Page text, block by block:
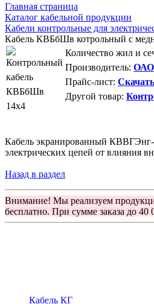
Главная страница
Каталог кабельной продукции
Кабели контрольные для
Кабель КВБбШв котрольный с
Количество жил и
Производитель: ОАО
Прайс-лист:
Другой товар:
Кабель экранированный КВВГЭнг-
электрических цепей от влияния
Назад в раздел
Внимание! Мы реализуем
бесплатно. При сумме заказа до 40
Кабель КГ